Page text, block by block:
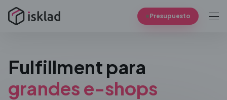
Presupuesto
Fulfillment para
grandes e-shops